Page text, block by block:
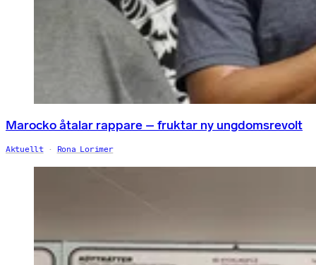
Marocko åtalar rappare – fruktar ny ungdomsrevolt
Aktuellt Rona Lorimer